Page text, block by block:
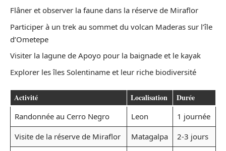
Flâner et observer la faune dans la réserve de Miraflor
Participer à un trek au sommet du volcan Maderas sur l’île
d’Ometepe
Visiter la lagune de Apoyo pour la baignade et le kayak
Explorer les îles Solentiname et leur riche biodiversité
Activité Localisation Durée
Randonnée au Cerro Negro Leon
1 journée
Visite de la réserve de Miraflor
Matagalpa
2-3 jours